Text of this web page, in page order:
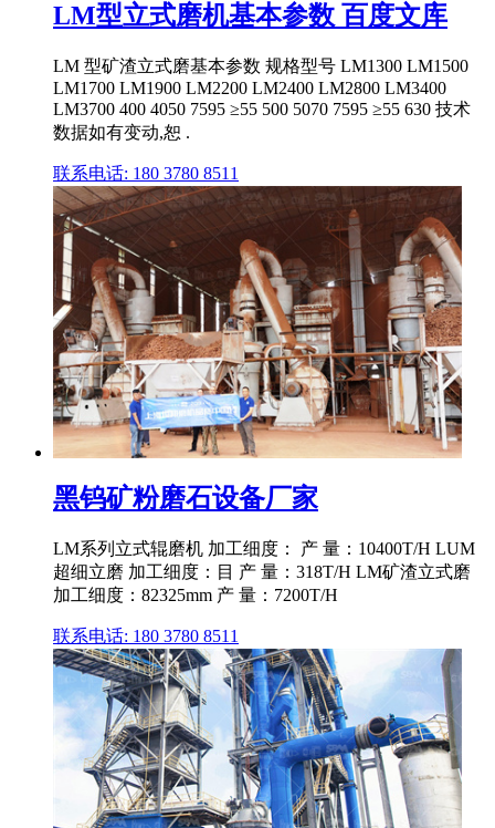
LM型立式磨机基本参数 百度文库
LM 型矿渣立式磨基本参数 规格型号 LM1300 LM1500
LM1700 LM1900 LM2200 LM2400 LM2800 LM3400
LM3700 400 4050 7595 ≥55 500 5070 7595 ≥55 630 技术
数据如有变动,恕 .
联系电话: 180 3780 8511
黑钨矿粉磨石设备厂家
LM系列立式辊磨机 加工细度： 产 量：10400T/H LUM
超细立磨 加工细度：目 产 量：318T/H LM矿渣立式磨
加工细度：82325mm 产 量：7200T/H
联系电话: 180 3780 8511